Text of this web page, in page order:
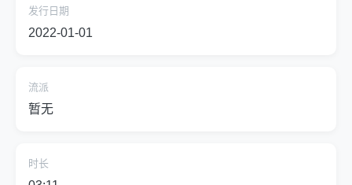
发行日期
2022-01-01
流派
暂无
时长